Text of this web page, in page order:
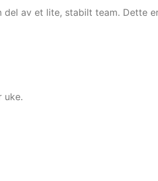
av et lite, stabilt team. Dette
uke.